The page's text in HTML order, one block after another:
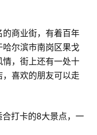
商业街，有着百年
尔滨市南岗区果戈
，街上还有一处十
喜欢的朋友可以走